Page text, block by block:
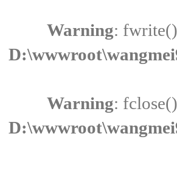
Warning:
Warning: